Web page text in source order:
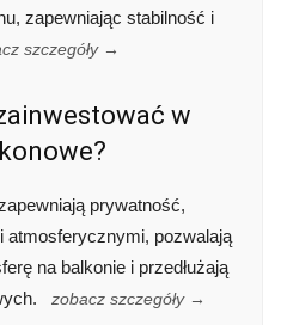
zapewniając stabilność i
szczegóły →
w
prywatność,
atmosferycznymi, pozwalają
na balkonie i przedłużają
zobacz szczegóły →